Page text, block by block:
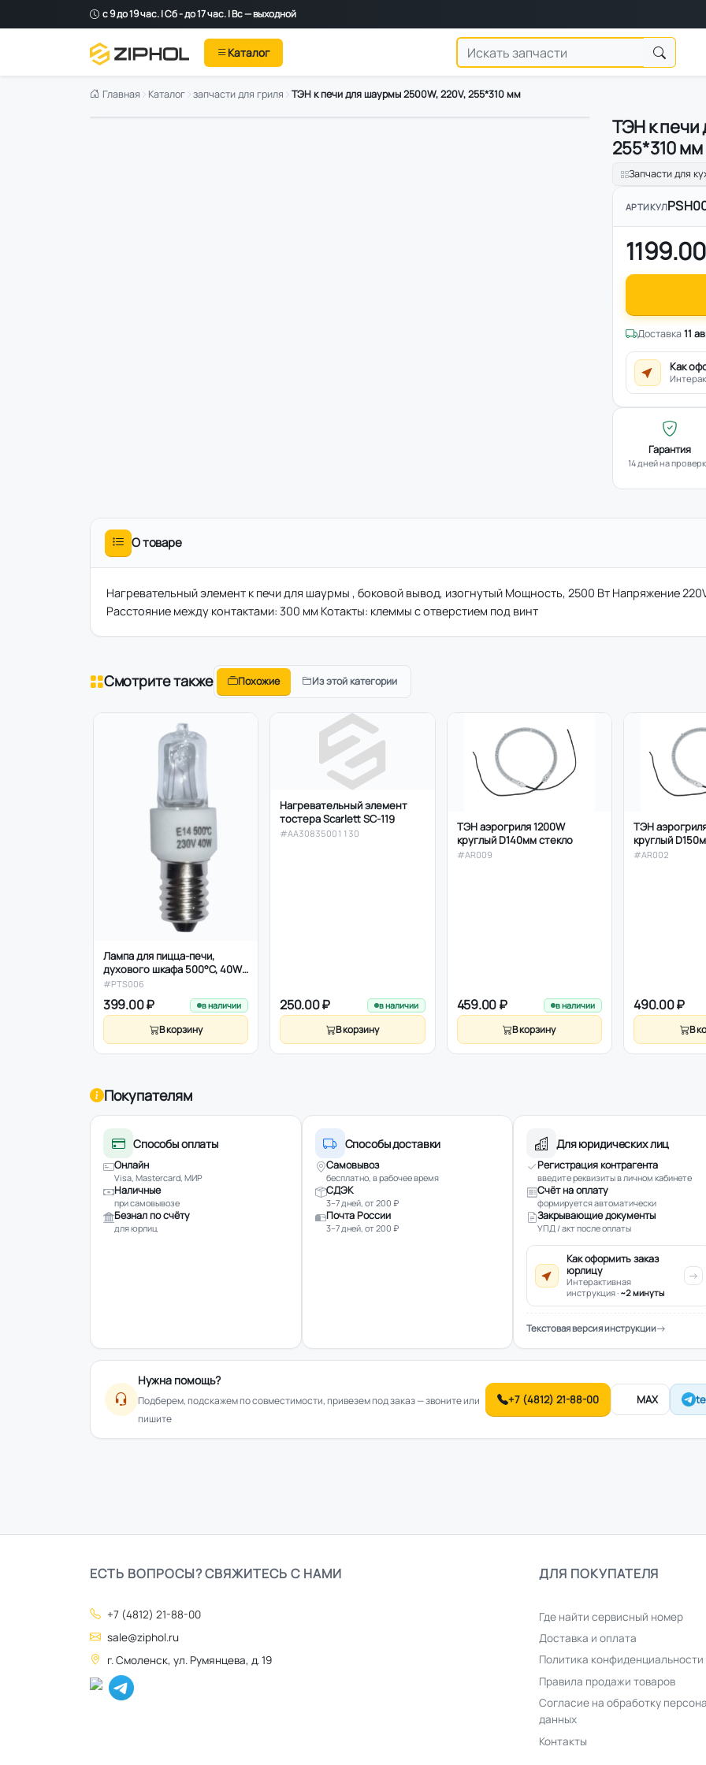
с 9 до 19 час. | Сб - до 17 час. | Вс — выходной
Каталог
Главная Каталог запчасти для гриля ТЭН к печи для шаурмы 2500W, 220V, 255*310 мм
ТЭН к печи
255*310 мм
Запчасти для
АРТИКУЛ
Доставка11
Как
Гарантия
14 дней на
О товаре
Нагревательный элемент к печи для шаурмы , боковой вывод, изогнутый Мощность, 2500 Вт Напряжение
Расстояние между контактами: 300 мм Котакты: клеммы с отверстием под винт
Смотрите также Похожие Из этой категории
Лампа для пицца-печи,
духового шкафа 500°С, 40W,
230V, 16A, Е14
#PTS006
399.00 ₽ в наличии
В корзину
Нагревательный элемент
тостера Scarlett SC-119
#AA30835001130
250.00 ₽ в наличии
В корзину
ТЭН аэрогриля 1200W
круглый D140мм стекло
#AR009
459.00 ₽ в наличии
В корзину
ТЭН
круглый
#AR002
490.00 ₽
В
Покупателям
Способы оплаты
Онлайн
Visa, Mastercard, МИР
Наличные
при самовывозе
Безнал по счёту
для юрлиц
Способы доставки
Самовывоз
бесплатно, в рабочее время
СДЭК
3–7 дней, от 200 ₽
Почта России
3–7 дней, от 200 ₽
Для юридических лиц
Регистрация контрагента
введите реквизиты в личном кабинете
Счёт на оплату
формируется автоматически
Закрывающие документы
УПД / акт после оплаты
Как оформить заказ
юрлицу
Интерактивная
инструкция · ~2 минуты
Текстовая версия инструкции
Нужна помощь?
Подберем, подскажем по совместимости, привезем под заказ — звоните или
пишите
+7 (4812) 21-88-00 MAX
ЕСТЬ ВОПРОСЫ? СВЯЖИТЕСЬ С НАМИ
+7 (4812) 21-88-00
sale@ziphol.ru
г. Смоленск, ул. Румянцева, д. 19
ДЛЯ ПОКУПАТЕЛЯ
Где найти сервисный номер
Доставка и оплата
Политика конфиденциальности
Правила продажи товаров
Согласие на обработку
данных
Контакты